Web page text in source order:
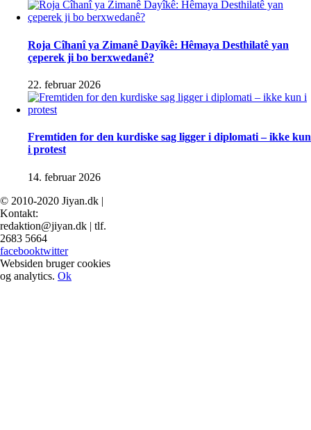
Roja Cîhanî ya Zimanê Dayîkê: Hêmaya Desthilatê yan
çeperek ji bo berxwedanê?
22. februar 2026
Fremtiden for den kurdiske sag ligger i diplomati – ikke kun
i protest
14. februar 2026
© 2010-2020 Jiyan.dk |
Kontakt:
redaktion@jiyan.dk | tlf.
2683 5664
facebooktwitter
Websiden bruger cookies
og analytics. Ok